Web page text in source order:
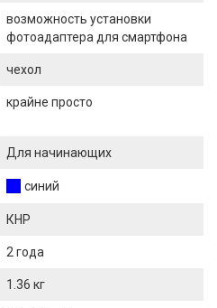
возможность установки
фотоадаптера для смартфона
чехол
крайне просто
Для начинающих
синий
КНР
2 года
1.36 кг